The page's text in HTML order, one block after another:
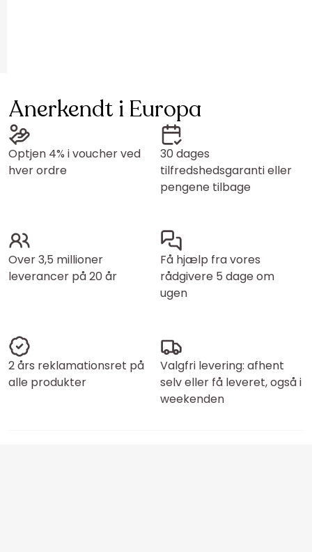
Anerkendt i Europa
Optjen 4% i voucher ved
hver ordre
30 dages
tilfredshedsgaranti eller
pengene tilbage
Over 3,5 millioner
leverancer på 20 år
Få hjælp fra vores
rådgivere 5 dage om
ugen
2 års reklamationsret på
alle produkter
Valgfri levering: afhent
selv eller få leveret, også i
weekenden